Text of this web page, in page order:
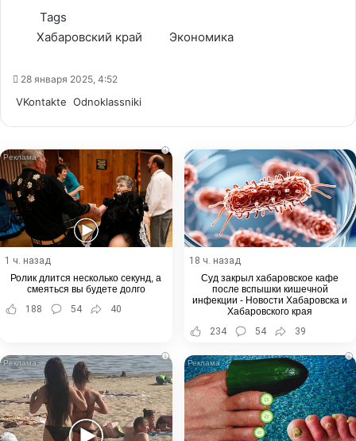
Tags
Хабаровский край
Экономика
28 января 2025, 4:52
VKontakte Odnoklassniki
i
1 ч. назад
Ролик длится несколько секунд, а
смеяться вы будете долго
188
54 40
18 ч. назад
Суд закрыл хабаровское кафе
после вспышки кишечной
инфекции - Новости Хабаровска и
Хабаровского края
234
54 39
i i